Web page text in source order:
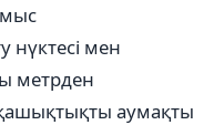
нүктесі мен
метрден
аумақты